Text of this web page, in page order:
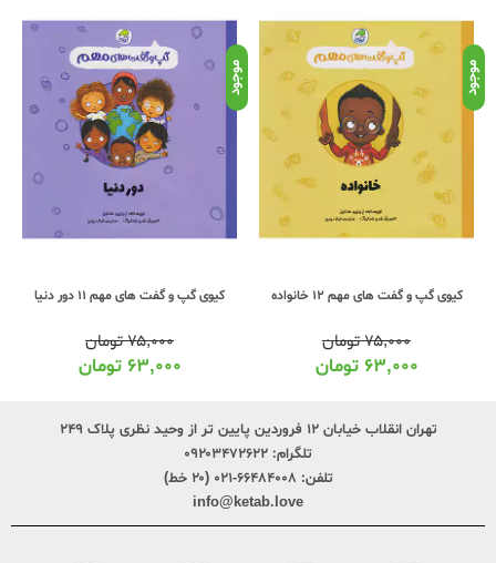
موجود
کیوی گپ و گفت های مهم 12 خانواده
۷۵,۰۰۰تومان
۶۳,۰۰۰ تومان
موجود
کیوی گپ و گفت های مهم 11 دور دنیا
۷۵,۰۰۰تومان
۶۳,۰۰۰ تومان
تهران انقلاب خیابان ۱۲ فروردین پایین تر از وحید نظری پلاک ۲۴۹
تلگرام: ۰۹۲۰۳۴۷۲۶۲۲
تلفن: ۶۶۴۸۴۰۰۸-۰۲۱ (۲۰ خط)
info@ketab.love